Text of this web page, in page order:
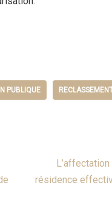
PUBLIQUE
résidence